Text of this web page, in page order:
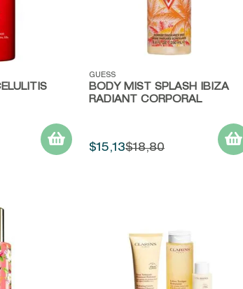
Vista rápida
GUESS
BODY MIST SPLASH IBIZA
RADIANT CORPORAL
$15,13$18,80